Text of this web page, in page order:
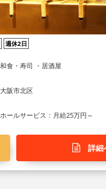
週休2日
和食・寿司 ・居酒屋
大阪市北区
ホールサービス：月給25万円～
詳細